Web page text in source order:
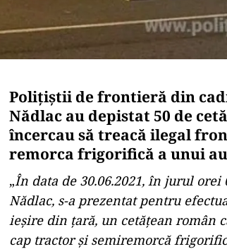
Poliţiştii de frontieră din
Nădlac au depistat 50 de
încercau să treacă ilegal
remorca frigorifică a unui
„În data de 30.06.2021, în jurul
Nădlac, s-a prezentat pentru
ieşire din ţară, un cetăţean român
cap tractor şi semiremorcă